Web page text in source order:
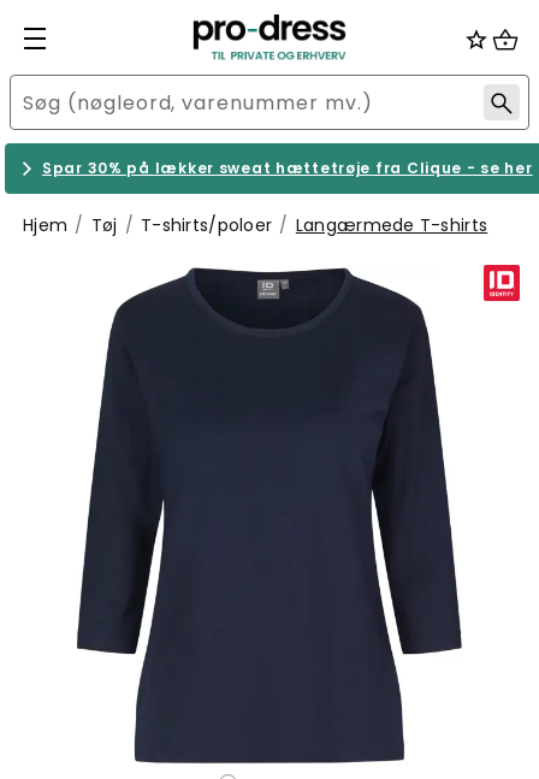
Spar 30% på lækker sweat hættetrøje fra Clique - se her
Hjem Tøj T-shirts/poloer Langærmede T-shirts